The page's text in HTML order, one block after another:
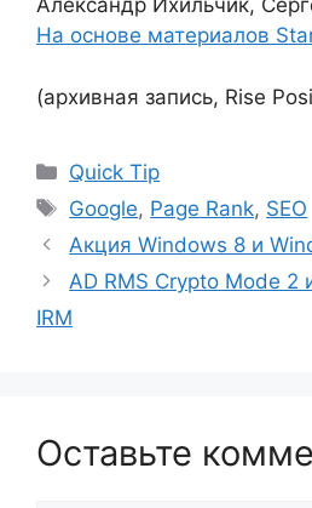
Александр Ихильчик,
На основе материалов
(архивная запись, Rise
Рубрики
Quick Tip
Метки
Google, Page Rank, SEO
Акция Windows 8 и
AD RMS Crypto Mode 2
IRM
Оставьте